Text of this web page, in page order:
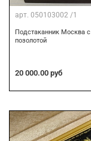
арт. 050103002 /1
Подстаканник Москва с
позолотой
20 000.00 руб